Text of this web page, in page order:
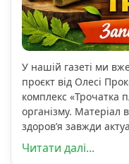
У нашій газеті ми
проєкт від Олесі
комплекс «Трочатка
організму. Матеріал
здоров’я завжди
Читати далі...